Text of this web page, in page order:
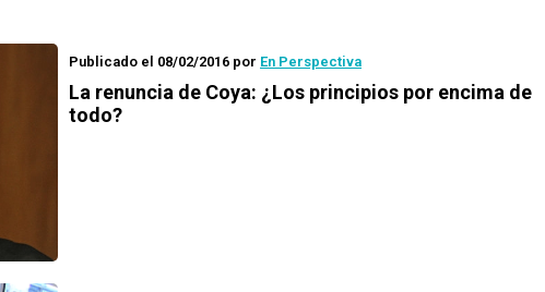
Publicado el 08/02/2016 por En Perspectiva
La renuncia de Coya: ¿Los principios por encima de
todo?